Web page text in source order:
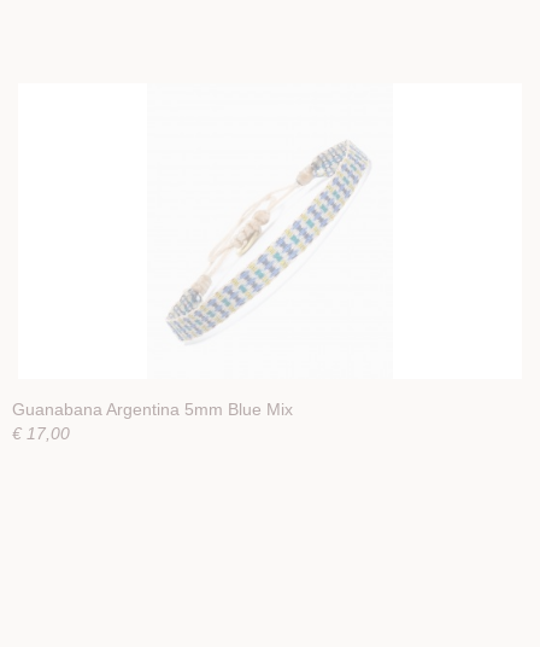
Guanabana Argentina 5mm Blue Mix
€ 17,00